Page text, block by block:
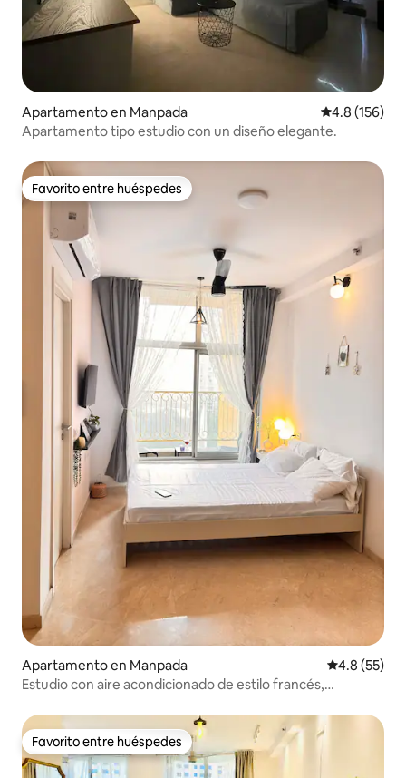
Apartamento en Manpada Calificación
4.8 (156)
Apartamento tipo estudio con un diseño elegante.
Favorito entre huéspedes
Favorito entre huéspedes
Apartamento en Manpada Calificación
4.8 (55)
Estudio con aire acondicionado de estilo francés,
Favorito entre huéspedes
Favorito entre huéspedes